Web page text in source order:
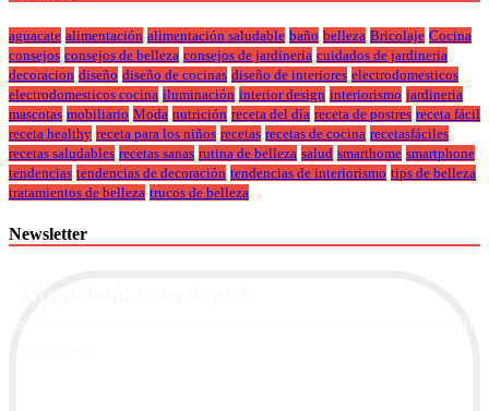
aguacate alimentación alimentación saludable baño belleza Bricolaje Cocina
consejos consejos de belleza consejos de jardineria cuidados de jardineria
decoracion diseño diseño de cocinas diseño de interiores electrodomesticos
electrodomesticos cocina iluminación interior design interiorismo jardineria
mascotas mobiliario Moda nutrición receta del día receta de postres receta fácil
receta healthy receta para los niños recetas recetas de cocina recetasfáciles
recetas saludables recetas sanas rutina de belleza salud smarthome smartphone
tendencias tendencias de decoración tendencias de interiorismo tips de belleza
tratamientos de belleza trucos de belleza
Newsletter